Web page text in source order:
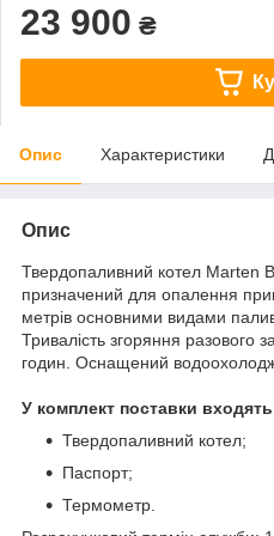
23 900 ₴
Опис Характеристики
Опис
Твердопаливний котел Marten
призначений для опалення
метрів основними видами
Тривалість згоряння разового
годин. Оснащений
У комплект поставки
Твердопаливний котел;
Паспорт;
Термометр.